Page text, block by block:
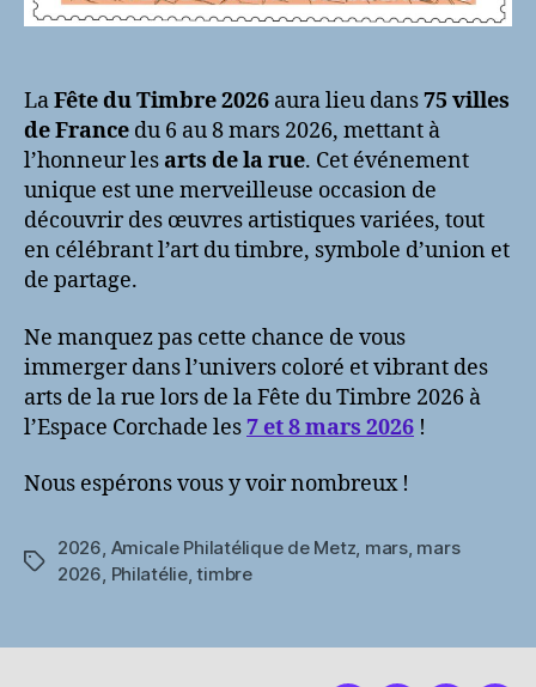
LaFête du Timbre 2026 aura lieu dans75 villes
de France du 6 au 8 mars 2026, mettant à
l’honneur les arts de la rue. Cet événement
unique est une merveilleuse occasion de
découvrir des œuvres artistiques variées, tout
en célébrant l’art du timbre, symbole d’union et
de partage.
Ne manquez pas cette chance de vous
immerger dans l’univers coloré et vibrant des
arts de la rue lors de la Fête du Timbre 2026 à
l’Espace Corchade les7 et 8 mars 2026 !
Nous espérons vous y voir nombreux !
Étiquettes
2026, Amicale Philatélique de Metz, mars, mars
2026, Philatélie,timbre